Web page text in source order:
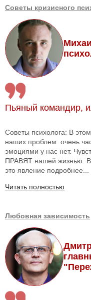
Советы кризисного
Пьяный командир,
Советы психолога: В
наших проблем: очень
эмоциями у нас нет.
ПРАВЯТ нашей жизнью.
это явление подробнее...
Читать полностью
Любовная зависимость